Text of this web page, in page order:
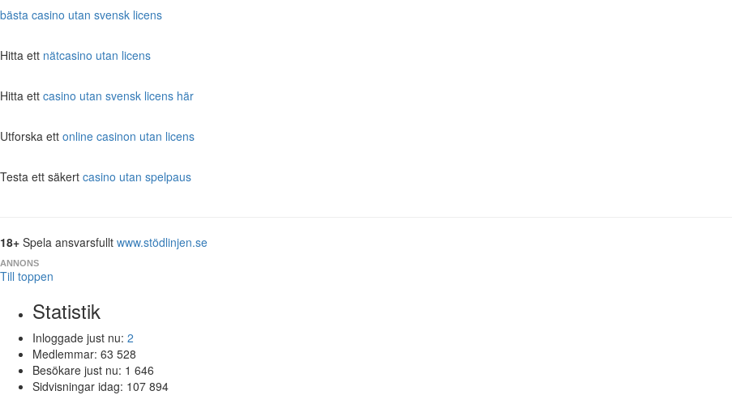
bästa casino utan svensk licens
Hitta ett nätcasino utan licens
Hitta ett casino utan svensk licens här
Utforska ett online casinon utan licens
Testa ett säkert casino utan spelpaus
18+ Spela ansvarsfullt www.stödlinjen.se
ANNONS
Till toppen
Statistik
Inloggade just nu: 2
Medlemmar: 63 528
Besökare just nu: 1 646
Sidvisningar idag: 107 894